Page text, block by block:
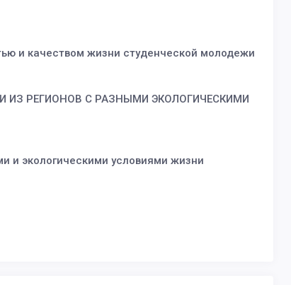
и качеством жизни студенческой молодежи
РЕГИОНОВ С РАЗНЫМИ ЭКОЛОГИЧЕСКИМИ
и экологическими условиями жизни